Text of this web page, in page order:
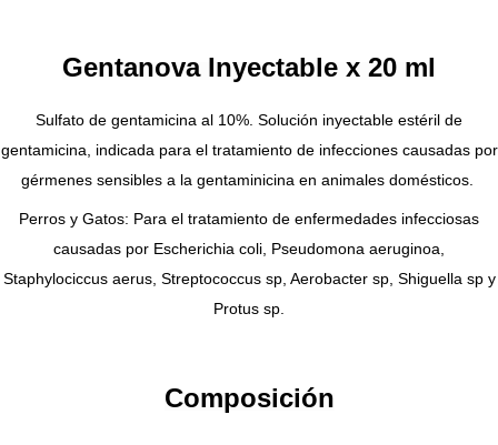
Gentanova Inyectable x 20 ml
Sulfato de gentamicina al 10%. Solución inyectable estéril de
gentamicina, indicada para el tratamiento de infecciones causadas por
gérmenes sensibles a la gentaminicina en animales domésticos.
Perros y Gatos: Para el tratamiento de enfermedades infecciosas
causadas por Escherichia coli, Pseudomona aeruginoa,
Staphylociccus aerus, Streptococcus sp, Aerobacter sp, Shiguella sp y
Protus sp.
Composición